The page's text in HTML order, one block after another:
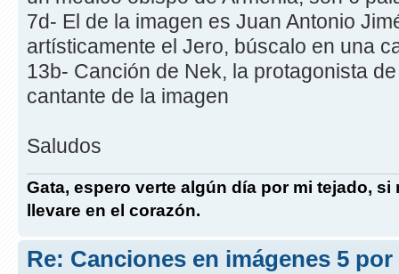
7d- El de la imagen es Juan Antonio
artísticamente el Jero, búscalo en una
13b- Canción de Nek, la protagonista
cantante de la imagen
Saludos
Gata, espero verte algún día por mi tejado,
llevare en el corazón.
Re: Canciones en imágenes 5